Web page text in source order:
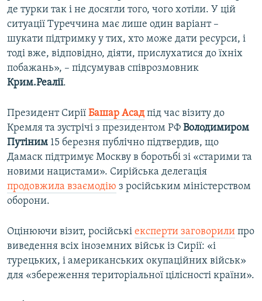
де турки так і не досягли того, чого хотіли. У цій
ситуації Туреччина має лише один варіант –
шукати підтримку у тих, хто може дати ресурси, і
тоді вже, відповідно, діяти, прислухатися до їхніх
побажань», – підсумував співрозмовник
Крим.Реалії.
Президент Сирії Башар Асадпід час візиту до
Кремля та зустрічі з президентом РФ Володимиром
Путіним 15 березня публічно підтвердив, що
Дамаск підтримує Москву в боротьбі зі «старими та
новими нацистами». Сирійська делегація
продовжила взаємодію з російським міністерством
оборони.
Оцінюючи візит, російські експерти заговорили про
виведення всіх іноземних військ із Сирії: «і
турецьких, і американських окупаційних військ»
для «збереження територіальної цілісності країни».